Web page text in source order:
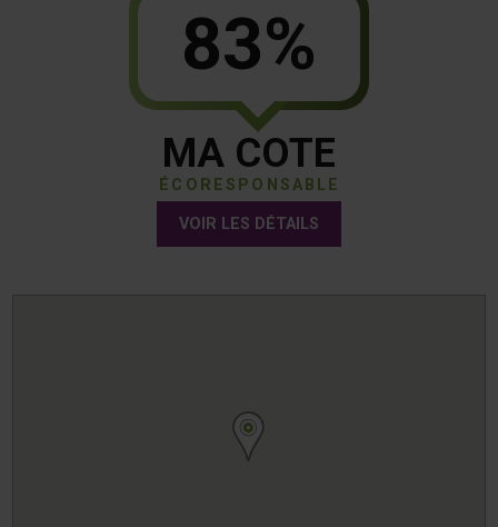
83%
MA COTE
ÉCORESPONSABLE
VOIR LES DÉTAILS